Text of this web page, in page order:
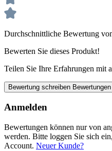
Durchschnittliche Bewertung
Bewerten Sie dieses Produkt!
Teilen Sie Ihre Erfahrungen mit
Bewertung schreiben
Anmelden
Bewertungen können nur von
werden. Bitte loggen Sie sich
Account. Neuer Kunde?